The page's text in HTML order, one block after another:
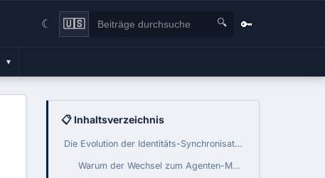
☾ 🇺🇸 🔍 🔑
▾
📋 Inhaltsverzeichnis
Die Evolution der Identitäts-Synchronisation: Entra Connect vs. Cloud Sync
Warum der Wechsel zum Agenten-Modell technisch zwingend ist